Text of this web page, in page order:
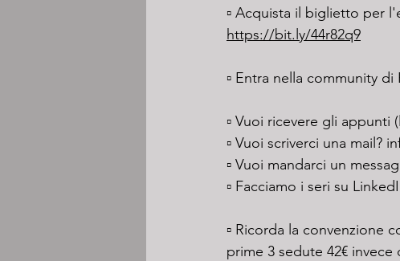
▫️ Acquista il biglietto per
https://bit.ly/44r82q9
▫️ Entra nella community di
▫️ Vuoi ricevere gli appunti
▫️ Vuoi scriverci una mail?
▫️ Vuoi mandarci un
▫️ Facciamo i seri su
▫️ Ricorda la convenzione
prime 3 sedute 42€